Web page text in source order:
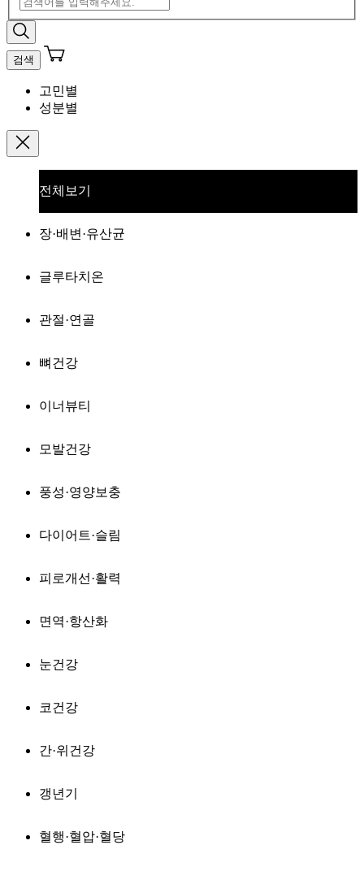
검색
고민별
성분별
전체보기
장·배변·유산균
글루타치온
관절·연골
뼈건강
이너뷰티
모발건강
풍성·영양보충
다이어트·슬림
피로개선·활력
면역·항산화
눈건강
코건강
간·위건강
갱년기
혈행·혈압·혈당